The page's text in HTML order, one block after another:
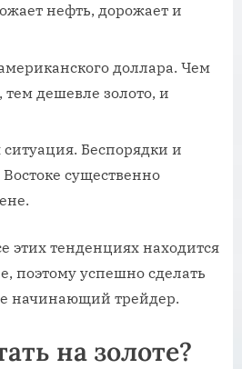
нефть, дорожает и
доллара. Чем
дешевле золото, и
Беспорядки и
существенно
этих тенденциях находится
поэтому успешно сделать
начинающий трейдер.
на золоте?